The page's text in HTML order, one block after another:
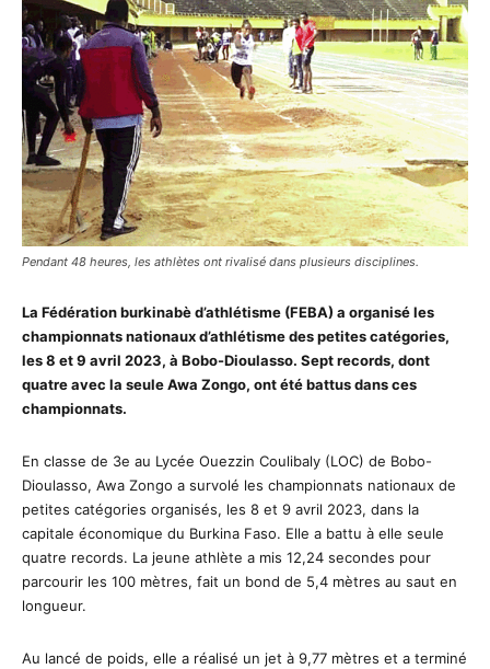
Pendant 48 heures, les athlètes ont rivalisé dans plusieurs disciplines.
La Fédération burkinabè d’athlétisme (FEBA) a organisé les
championnats nationaux d’athlétisme des petites catégories,
les 8 et 9 avril 2023, à Bobo-Dioulasso. Sept records, dont
quatre avec la seule Awa Zongo, ont été battus dans ces
championnats.
En classe de 3e au Lycée Ouezzin Coulibaly (LOC) de Bobo-
Dioulasso, Awa Zongo a survolé les championnats nationaux de
petites catégories organisés, les 8 et 9 avril 2023, dans la
capitale économique du Burkina Faso. Elle a battu à elle seule
quatre records. La jeune athlète a mis 12,24 secondes pour
parcourir les 100 mètres, fait un bond de 5,4 mètres au saut en
longueur.
Au lancé de poids, elle a réalisé un jet à 9,77 mètres et a terminé